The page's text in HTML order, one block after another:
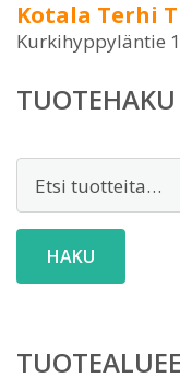
Kotala Terhi
Kurkihyppyläntie
TUOTEHAKU
HAKU